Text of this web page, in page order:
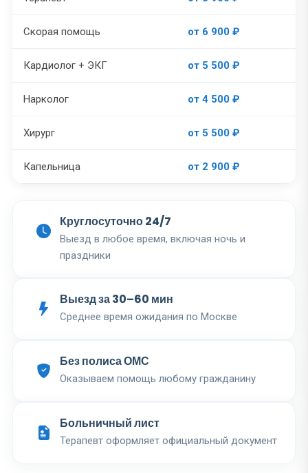
Скорая помощь от 6 900 ₽
Кардиолог + ЭКГ от 5 500 ₽
Нарколог от 4 500 ₽
Хирург от 5 500 ₽
Капельница от 2 900 ₽
Круглосуточно 24/7
Выезд в любое время, включая ночь и
праздники
Выезд за 30–60 мин
Среднее время ожидания по Москве
Без полиса ОМС
Оказываем помощь любому гражданину
Больничный лист
Терапевт оформляет официальный документ